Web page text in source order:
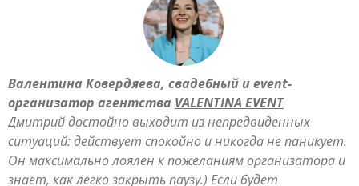
Валентина Ковердяева, свадебный и event-
организатор агентства VALENTINA EVENT
Дмитрий достойно выходит из непредвиденных
ситуаций: действует спокойно и никогда не паникует.
Он максимально лоялен к пожеланиям организатора и
знает, как легко закрыть паузу.) Если будет